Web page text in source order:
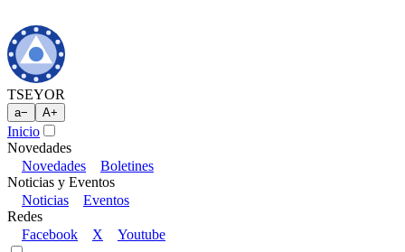
TSEYOR
a− A+
Inicio
Novedades
Novedades
Boletines
Noticias y Eventos
Noticias
Eventos
Redes
Facebook
X Youtube